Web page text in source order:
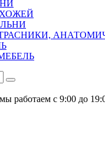
мы работаем с 9:00 до